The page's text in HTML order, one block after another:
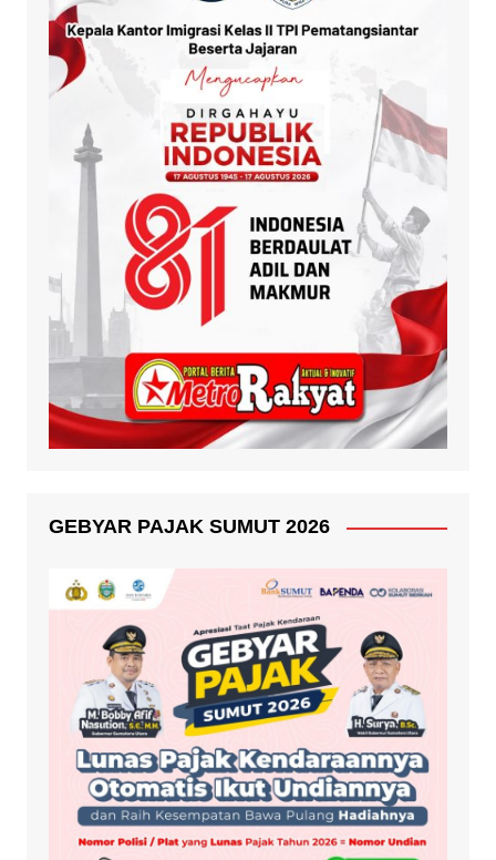
GEBYAR PAJAK SUMUT 2026